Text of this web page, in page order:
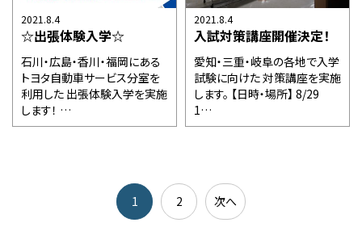
2021.8.4
☆出張体験入学☆
石川・広島・香川・福岡にある
トヨタ自動車サービス分室を
利用した 出張体験入学を実施
します！ …
2021.8.4
入試対策講座開催決定！
愛知・三重・岐阜の各地で入学
試験に向けた 対策講座を実施
します。 【日時・場所】 8/29
1…
1 2 次へ